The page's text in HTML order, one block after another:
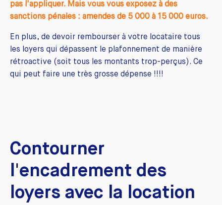
pas l'appliquer. Mais vous vous exposez à des
sanctions pénales : amendes de 5 000 à 15 000 euros.
En plus, de devoir rembourser à votre locataire tous
les loyers qui dépassent le plafonnement de manière
rétroactive (soit tous les montants trop-perçus). Ce
qui peut faire une très grosse dépense !!!!
Contourner
l'encadrement des
loyers avec la location